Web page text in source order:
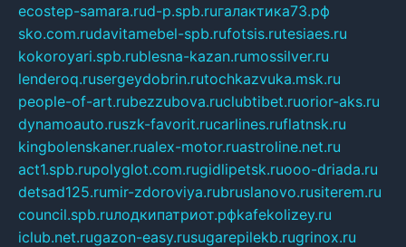
ecostep-samara.rud-p.spb.ruгалактика73.рф
sko.com.rudavitamebel-spb.rufotsis.rutesiaes.ru
kokoroyari.spb.rublesna-kazan.rumossilver.ru
lenderoq.rusergeydobrin.rutochkazvuka.msk.ru
people-of-art.rubezzubova.ruclubtibet.ruorior-aks.ru
dynamoauto.ruszk-favorit.rucarlines.ruflatnsk.ru
kingbolenskaner.rualex-motor.ruastroline.net.ru
act1.spb.rupolyglot.com.rugidlipetsk.ruooo-driada.ru
detsad125.rumir-zdoroviya.rubruslanovo.rusiterem.ru
council.spb.ruлодкипатриот.рфkafekolizey.ru
iclub.net.rugazon-easy.rusugarepilekb.rugrinox.ru